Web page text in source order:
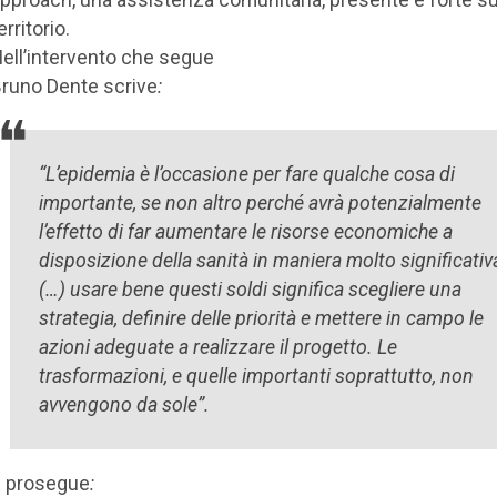
che segue
Dente scrive:
“L’epidemia è l’occasione per fare qualche cosa di
importante, se non altro perché avrà potenzialmente
l’effetto di far aumentare le risorse economiche a
disposizione della sanità in maniera molto
(…) usare bene questi soldi significa scegliere una
strategia, definire delle priorità e mettere in campo le
azioni adeguate a realizzare il progetto. Le
trasformazioni, e quelle importanti soprattutto, non
avvengono da sole”.
prosegue: